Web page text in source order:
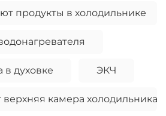
продукты в холодильнике
в духовке ЭКЧ
камера холодильника